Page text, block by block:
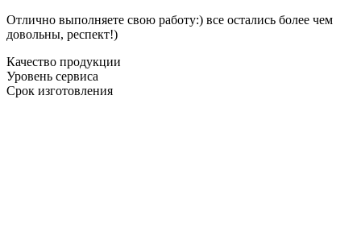
Отлично выполняете свою работу:) все остались более чем
довольны, респект!)
Качество продукции
Уровень сервиса
Срок изготовления